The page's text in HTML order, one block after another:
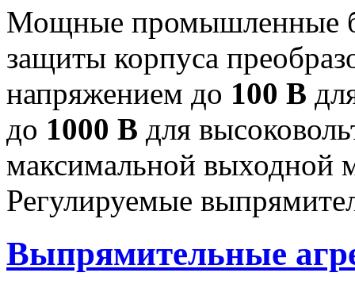
Мощные промышленные
защиты корпуса
напряжением до 100 В
до 1000 В для
максимальной
Регулируемые
Выпрямительные